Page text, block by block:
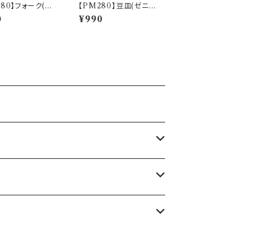
】フォーク(フ
)【Daily Sketc
851
【PM280】豆皿(ゼニガ
メ)【Daily Sketch】PM
283-333
¥990